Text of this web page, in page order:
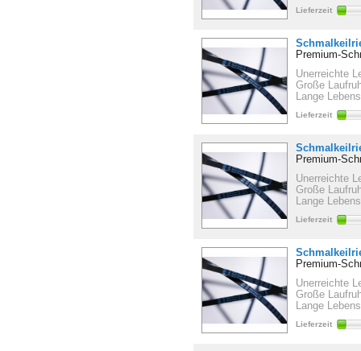
Lieferzeit
Premium-
Unerreichte
Große
Lange
Lieferzeit
Premium-
Unerreichte
Große
Lange
Lieferzeit
Premium-
Unerreichte
Große
Lange
Lieferzeit